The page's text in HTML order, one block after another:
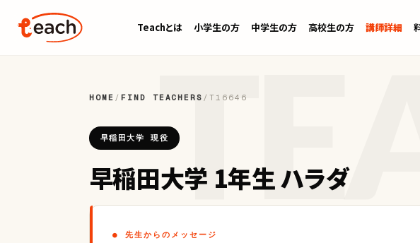
Teachとは 小学生の方 中学生の方 高校生の方 講師詳細
HOME / FIND TEACHERS /T16646
早稲田大学 現役
早稲田大学 1年生 ハラダ
● 先生からのメッセージ